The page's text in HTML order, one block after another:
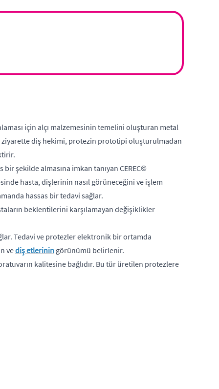
için alçı malzemesinin temelini oluşturan metal
ziyarette diş hekimi, protezin prototipi oluşturulmadan
şekilde almasına imkan tanıyan CEREC©
hasta, dişlerinin nasıl görüneceğini ve işlem
hassas bir tedavi sağlar.
beklentilerini karşılamayan değişiklikler
Tedavi ve protezler elektronik bir ortamda
vediş etlerinin görünümü belirlenir.
kalitesine bağlıdır. Bu tür üretilen protezlere